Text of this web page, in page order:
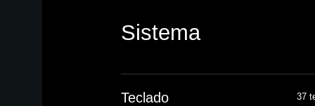
Sistema
Teclado 37